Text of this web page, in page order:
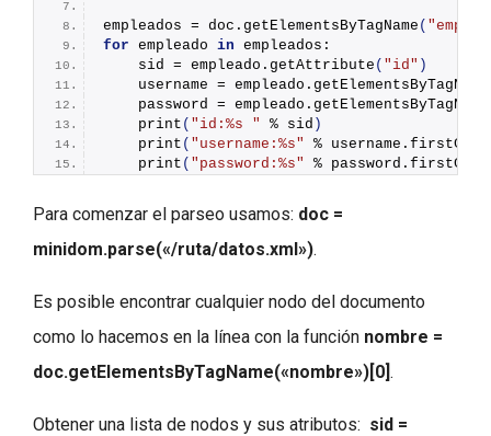
empleados = doc. getElementsByTagName (
for empleado in empleados:
    sid = empleado.
getAttribute ( "id" )
    username = empleado.
getElementsByTagName
    password = empleado.
getElementsByTagName
print ( "id:%s " % sid )
print ( "username:%s"
%
print ( "password:%s" %
Para comenzar el parseo usamos: doc =
minidom.parse(«/ruta/datos.xml»).
Es posible encontrar cualquier nodo del documento
como lo hacemos en la línea con la función nombre =
doc.getElementsByTagName(«nombre»)[0].
Obtener una lista de nodos y sus atributos: sid =